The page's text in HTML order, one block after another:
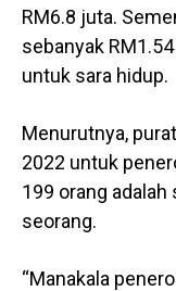
RM6.8 juta.
sebanyak
untuk sara hidup.
Menurutnya,
2022 untuk
199 orang adalah
seorang.
“Manakala